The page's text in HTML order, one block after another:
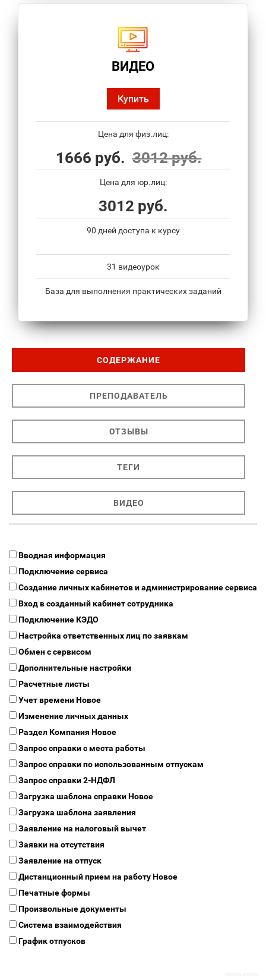
ВИДЕО
Купить
Цена для физ.лиц:
1666 руб. 3012 руб.
Цена для юр.лиц:
3012 руб.
90 дней доступа к курсу
31 видеоурок
База для выполнения практических заданий
СОДЕРЖАНИЕ
ПРЕПОДАВАТЕЛЬ
ОТЗЫВЫ
ТЕГИ
ВИДЕО
Вводная информация
Подключение сервиса
Создание личных кабинетов и администрирование сервиса
Вход в созданный кабинет сотрудника
Подключение КЭДО
Настройка ответственных лиц по заявкам
Обмен с сервисом
Дополнительные настройки
Расчетные листы
Учет времениНовое
Изменение личных данных
Раздел Компания Новое
Запрос справки с места работы
Запрос справки по использованным отпускам
Запрос справки 2-НДФЛ
Загрузка шаблона справкиНовое
Загрузка шаблона заявления
Заявление на налоговый вычет
Заявки на отсутствия
Заявление на отпуск
Дистанционный прием на работуНовое
Печатные формы
Произвольные документы
Система взаимодействия
График отпусков